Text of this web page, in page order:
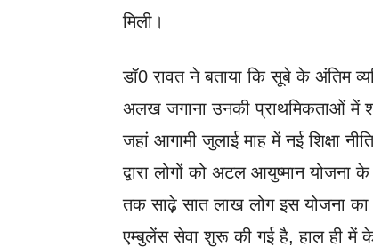
मिली।
डॉ0 रावत ने बताया कि सूबे के अंतिम
अलख जगाना उनकी प्राथमिकताओं में
जहां आगामी जुलाई माह में नई शिक्षा
द्वारा लोगों को अटल आयुष्मान
तक साढ़े सात लाख लोग इस योजना
एम्बुलेंस सेवा शुरू की गई है, हाल ही में